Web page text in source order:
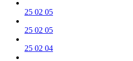
25 02 05
25 02 05
25 02 04